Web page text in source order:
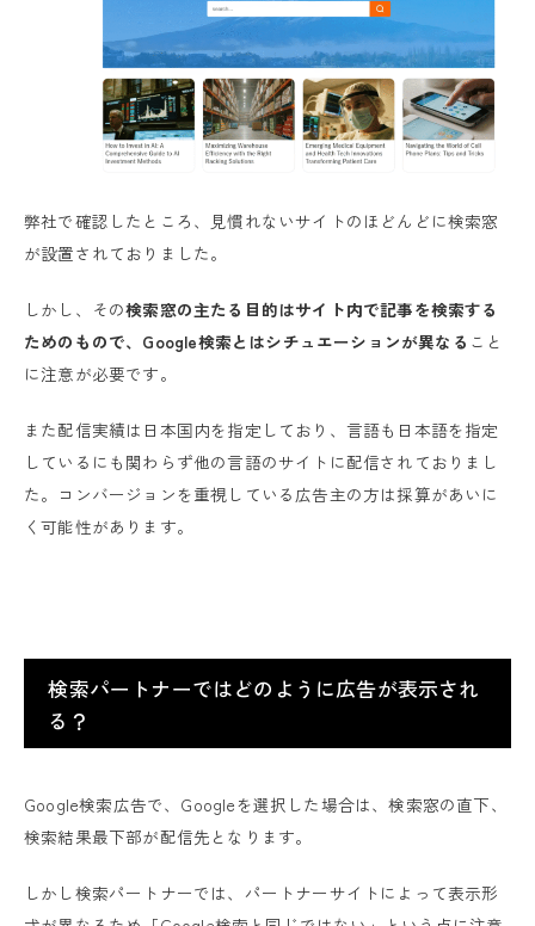
弊社で確認したところ、見慣れないサイトのほどんどに検索窓
が設置されておりました。
しかし、その検索窓の主たる目的はサイト内で記事を検索する
ためのもので、Google検索とはシチュエーションが異なる こと
に注意が必要です。
また配信実績は日本国内を指定しており、言語も日本語を指定
しているにも関わらず他の言語のサイトに配信されておりまし
た。コンバージョンを重視している広告主の方は採算があいに
く可能性があります。
検索パートナーではどのように広告が表示され
る？
Google検索広告で、Googleを選択した場合は、検索窓の直下、
検索結果最下部が配信先となります。
しかし検索パートナーでは、パートナーサイトによって表示形